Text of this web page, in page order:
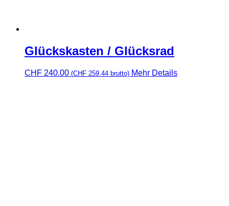
Glückskasten / Glücksrad
CHF 240.00 (CHF 259.44 brutto) Mehr Details